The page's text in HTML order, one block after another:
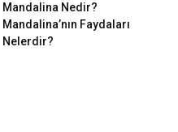
Mandalina Nedir?
Mandalina’nın Faydaları
Nelerdir?